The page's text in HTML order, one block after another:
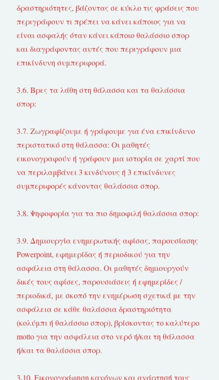
δραστηριότητες, βάζοντας σε κύκλο τις φράσεις που
περιγράφουν τι πρέπει να κάνει κάποιος για να
είναι ασφαλής όταν κάνει κάποιο θαλάσσιο σπορ
και διαγράφοντας αυτές που περιγράφουν μια
επικίνδυνη συμπεριφορά.
3.6. Βρες τα λάθη στη θάλασσα και τα θαλάσσια
σπορ:
3.7. Ζωγραφίζουμε ή γράφουμε για ένα επικίνδυνο
περιστατικό στη θάλασσα: Οι μαθητές
εικονογραφούν ή γράφουν μια ιστορία σε χαρτί που
να περιλαμβάνει 3 κινδύνους ή 3 επικίνδυνες
συμπεριφορές κάνοντας θαλάσσια σπορ.
3.8. Ψηφοφορία για τα πιο δημοφιλή θαλάσσια σπορ:
3.9. Δημιουργία ενημερωτικής αφίσας, παρουσίασης
Powerpoint, εφημερίδας ή περιοδικού για την
ασφάλεια στη θάλασσα. Οι μαθητές δημιουργούν
δικές τους αφίσες, παρουσιάσεις ή εφημερίδες /
περιοδικά, με σκοπό την ενημέρωση σχετικά με την
ασφάλεια σε κάθε θαλάσσια δραστηριότητα
(κολύμπι ή θαλάσσιο σπορ), βρίσκοντας το καλύτερο
motto για την ασφάλεια στο νερό ή/και τη θάλασσα
ή/και τα θαλάσσια σπορ.
3.10. Εικονογράφηση κανόνων και ανάρτησή τους